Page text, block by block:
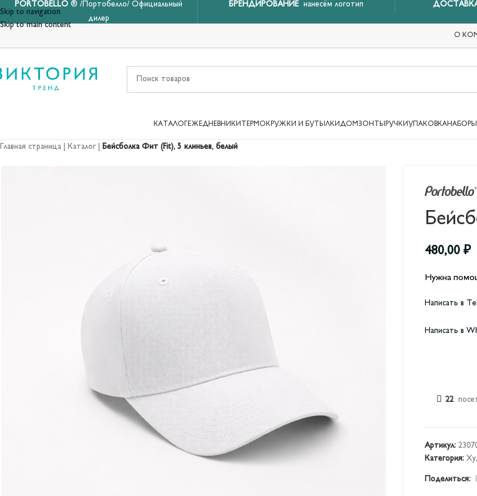
Skip to navigation
Skip to main content
PORTOBELLO ® /Портобелло/ Официальный
дилер
БРЕНДИРОВАНИЕ нанесём логотип
О
КАТАЛОГ ЕЖЕДНЕВНИКИ ТЕРМОКРУЖКИ И БУТЫЛКИДОМ ЗОНТЫ РУЧКИ УПАКОВКАНАБОРЫ
Главная страница Каталог Бейсболка Фит (Fit), 5 клиньев, белый
480,00 ₽
Нужна
Написать в
Написать в
22
Артикул:
Категория:
Поделиться: